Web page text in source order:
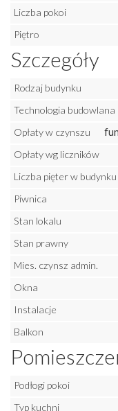
Liczba pokoi
Piętro
Szczegóły
Rodzaj budynku
Technologia budowlana
Opłaty w czynszu
Opłaty wg liczników
Liczba pięter w budynku
Piwnica
Stan lokalu
Stan prawny
Mies. czynsz admin.
Okna
Instalacje
Balkon
Podłogi pokoi
Typ kuchni